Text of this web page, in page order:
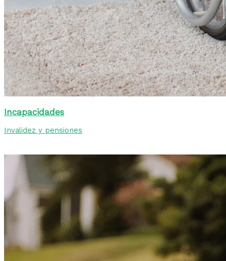
Incapacidades
Invalidez y pensiones